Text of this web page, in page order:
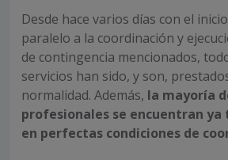
Desde hace varios días con el
paralelo a la coordinación y
de contingencia mencionados,
servicios han sido, y son,
normalidad. Además, la mayoría
profesionales se encuentran
en perfectas condiciones de